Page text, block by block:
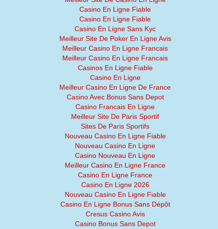
Casino En Ligne Fiable
Casino En Ligne Fiable
Casino En Ligne Sans Kyc
Meilleur Site De Poker En Ligne Avis
Meilleur Casino En Ligne Francais
Meilleur Casino En Ligne Francais
Casinos En Ligne Fiable
Casino En Ligne
Meilleur Casino En Ligne De France
Casino Avec Bonus Sans Depot
Casino Francais En Ligne
Meilleur Site De Paris Sportif
Sites De Paris Sportifs
Nouveau Casino En Ligne Fiable
Nouveau Casino En Ligne
Casino Nouveau En Ligne
Meilleur Casino En Ligne France
Casino En Ligne France
Casino En Ligne 2026
Nouveau Casino En Ligne Fiable
Casino En Ligne Bonus Sans Dépôt
Cresus Casino Avis
Casino Bonus Sans Depot